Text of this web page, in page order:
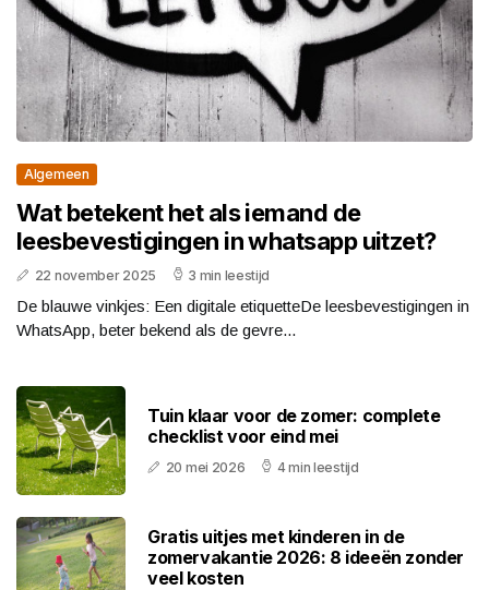
Algemeen
Wat betekent het als iemand de
leesbevestigingen in whatsapp uitzet?
22 november 2025 3 min leestijd
De blauwe vinkjes: Een digitale etiquetteDe leesbevestigingen in
WhatsApp, beter bekend als de gevre...
Tuin klaar voor de zomer: complete
checklist voor eind mei
20 mei 2026 4 min leestijd
Gratis uitjes met kinderen in de
zomervakantie 2026: 8 ideeën zonder
veel kosten